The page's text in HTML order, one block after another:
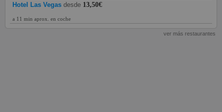
Hotel Las Vegas desde 13,50€
a 11 min aprox. en coche
ver más restaurantes